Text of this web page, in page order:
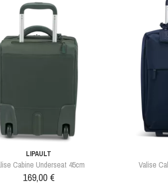
LIPAULT
Cabine Underseat 45cm
Prix
169,00 €
Valise